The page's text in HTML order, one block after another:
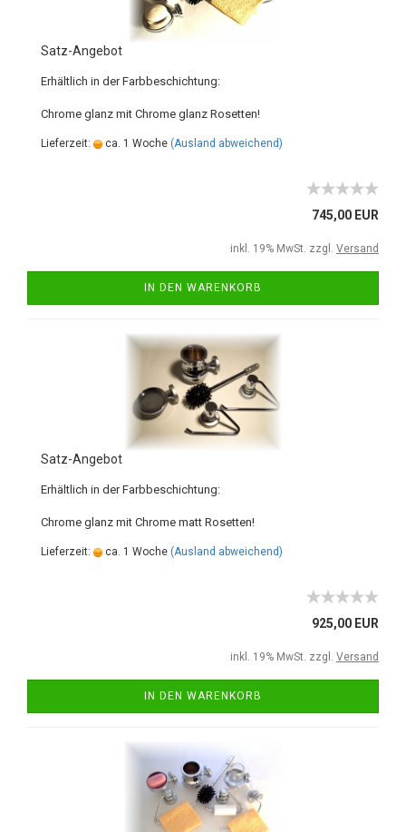
Satz-Angebot
Erhältlich in der Farbbeschichtung:
Chrome glanz mit Chrome glanz Rosetten!
Lieferzeit: ca. 1 Woche (Ausland abweichend)
745,00 EUR
inkl. 19% MwSt. zzgl. Versand
IN DEN WARENKORB
Satz-Angebot
Erhältlich in der Farbbeschichtung:
Chrome glanz mit Chrome matt Rosetten!
Lieferzeit: ca. 1 Woche (Ausland abweichend)
925,00 EUR
inkl. 19% MwSt. zzgl. Versand
IN DEN WARENKORB